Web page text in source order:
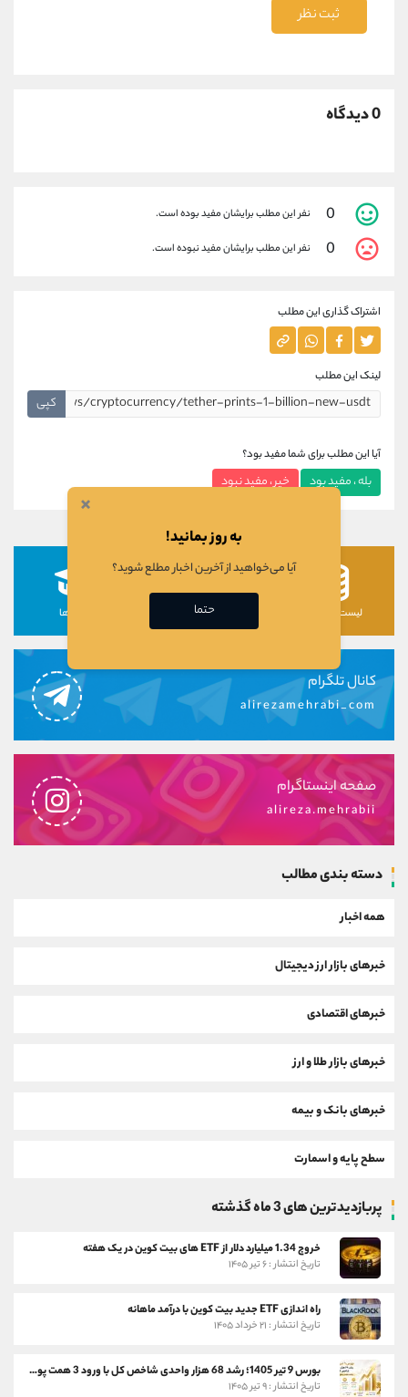
ثبت نظر
0 دیدگاه
0 نفر این مطلب برایشان مفید بوده است.
0 نفر این مطلب برایشان مفید نبوده است.
اشتراک گذاری این مطلب
لینک این مطلب
کپی
آیا این مطلب برای شما مفید بود؟
بله ، مفید بود خیر ، مفید نبود
لیست رمزارزها لیست سهام ها دوره ها
کانال تلگرام
alirezamehrabi_com
صفحه اینستاگرام
alireza.mehrabii
دسته بندی مطالب
همه اخبار
خبرهای بازار ارز دیجیتال
خبرهای اقتصادی
خبرهای بازار طلا و ارز
خبرهای بانک و بیمه
سطح پایه و اسمارت
پربازدیدترین های 3 ماه گذشته
خروج 1.34 میلیارد دلار از ETF های بیت کوین در یک هفته
تاریخ انتشار : ۶ تیر ۱۴۰۵
راه اندازی ETF جدید بیت کوین با درآمد ماهانه
تاریخ انتشار : ۲۱ خرداد ۱۴۰۵
بورس 9 تیر 1405؛ رشد 68 هزار واحدی شاخص کل با ورود 3 همت پول حقیقی
تاریخ انتشار : ۹ تیر ۱۴۰۵
×
به روز بمانید!
آیا می‌خواهید از آخرین اخبار مطلع شوید؟
حتما